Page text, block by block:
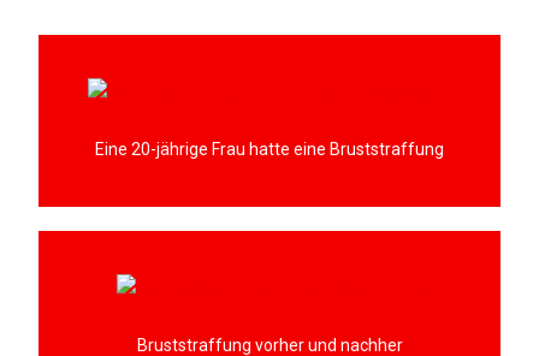
Eine 20-jährige Frau hatte eine Bruststraffung
Bruststraffung vorher und nachher